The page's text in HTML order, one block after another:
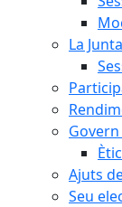
La
Ajuts
Seu